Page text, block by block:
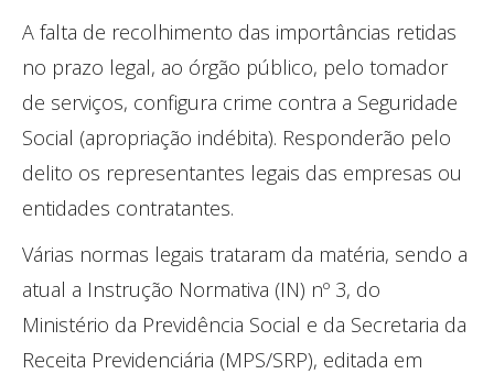
A falta de recolhimento das importâncias retidas
no prazo legal, ao órgão público, pelo tomador
de serviços, configura crime contra a Seguridade
Social (apropriação indébita). Responderão pelo
delito os representantes legais das empresas ou
entidades contratantes.
Várias normas legais trataram da matéria, sendo a
atual a Instrução Normativa (IN) nº 3, do
Ministério da Previdência Social e da Secretaria da
Receita Previdenciária (MPS/SRP), editada em